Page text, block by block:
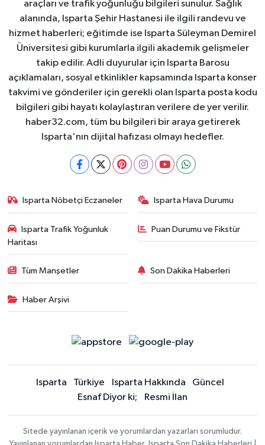
araçları ve trafik yoğunluğu bilgileri sunulur. Sağlık
alanında, Isparta Şehir Hastanesi ile ilgili randevu ve
hizmet haberleri; eğitimde ise Isparta Süleyman Demirel
Üniversitesi gibi kurumlarla ilgili akademik gelişmeler
takip edilir. Adli duyurular için Isparta Barosu
açıklamaları, sosyal etkinlikler kapsamında Isparta konser
takvimi ve gönderiler için gerekli olan Isparta posta kodu
bilgileri gibi hayatı kolaylaştıran verilere de yer verilir.
haber32.com, tüm bu bilgileri bir araya getirerek
Isparta'nın dijital hafızası olmayı hedefler.
Isparta Nöbetçi Eczaneler Isparta Hava Durumu
Isparta Trafik Yoğunluk
Haritası
Puan Durumu ve Fikstür
Tüm Manşetler Son Dakika Haberleri
Haber Arşivi
Isparta Türkiye Isparta Hakkında
Güncel
Esnaf Diyor ki;
Resmi İlan
Sitede yayınlanan içerik ve yorumlardan yazarları sorumludur.